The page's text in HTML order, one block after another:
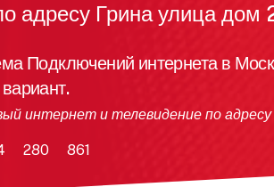
адресу Грина улица
Подключений интернета в
интернет и телевидение по
280 861